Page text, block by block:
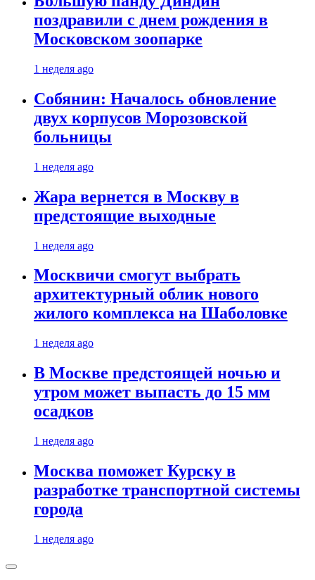
поздравили с днем рождения в
Московском зоопарке
1 неделя ago
Собянин: Началось обновление
двух корпусов Морозовской
больницы
1 неделя ago
Жара вернется в Москву в
предстоящие выходные
1 неделя ago
Москвичи смогут выбрать
архитектурный облик нового
жилого комплекса на Шаболовке
1 неделя ago
В Москве предстоящей ночью и
утром может выпасть до 15 мм
осадков
1 неделя ago
Москва поможет Курску в
разработке транспортной системы
города
1 неделя ago